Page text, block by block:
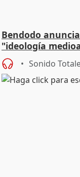
Bendodo
"ideología
playas
Sonido